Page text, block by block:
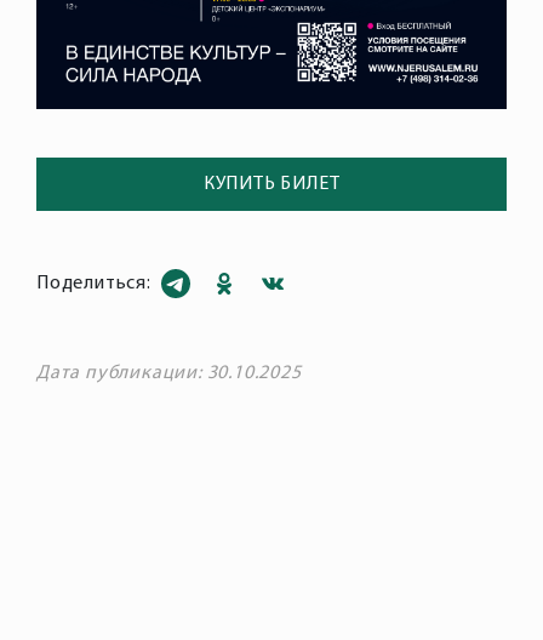
КУПИТЬ БИЛЕТ
Поделиться:
Дата публикации: 30.10.2025